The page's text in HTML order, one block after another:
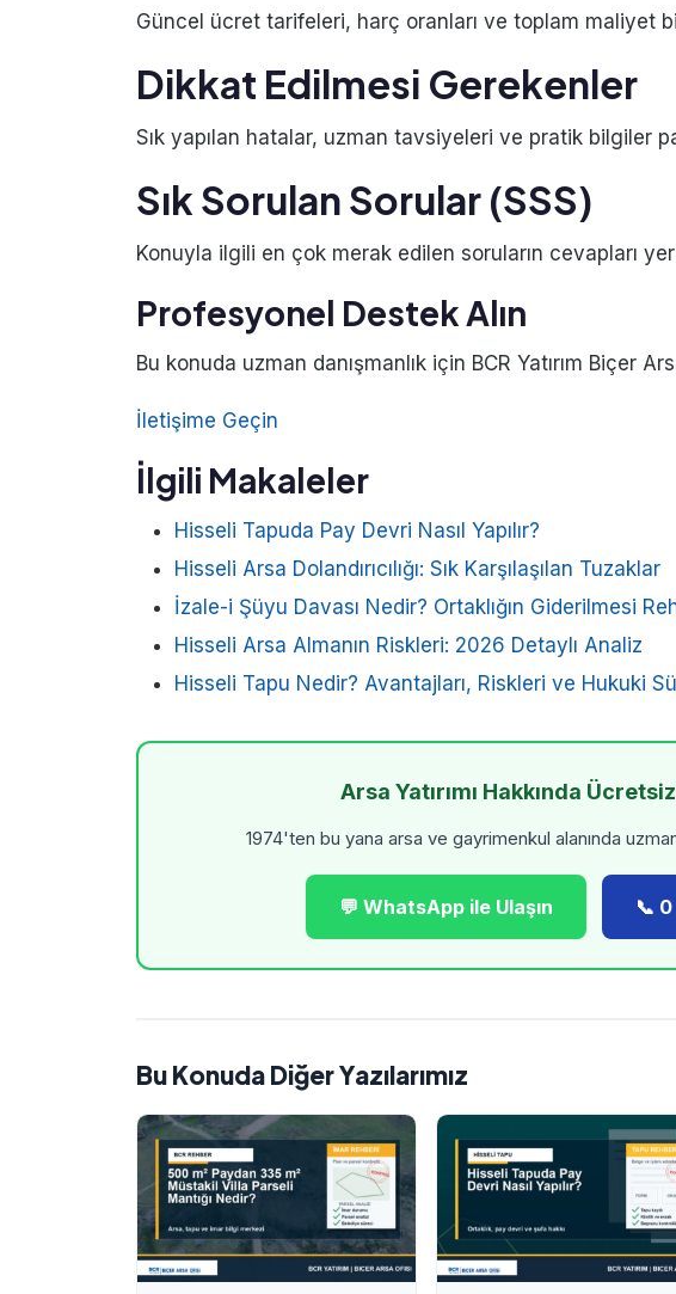
Güncel ücret tarifeleri, harç oranları ve toplam maliyet
Dikkat Edilmesi Gerekenler
Sık yapılan hatalar, uzman tavsiyeleri ve pratik bilgiler
Sık Sorulan Sorular (SSS)
Konuyla ilgili en çok merak edilen soruların cevapları yer
Profesyonel Destek Alın
Bu konuda uzman danışmanlık için BCR Yatırım Biçer
İletişime Geçin
İlgili Makaleler
Hisseli Tapuda Pay Devri Nasıl Yapılır?
Hisseli Arsa Dolandırıcılığı: Sık Karşılaşılan Tuzaklar
İzale-i Şüyu Davası Nedir? Ortaklığın Giderilmesi
Hisseli Arsa Almanın Riskleri: 2026 Detaylı Analiz
Hisseli Tapu Nedir? Avantajları, Riskleri ve Hukuki
Arsa Yatırımı Hakkında
1974'ten bu yana arsa ve gayrimenkul alanında
💬 WhatsApp ile Ulaşın 📞
Bu Konuda Diğer Yazılarımız